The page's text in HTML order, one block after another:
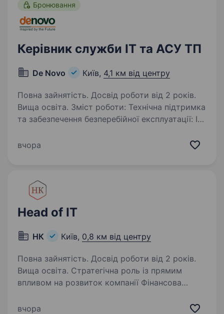
Бронювання
Керівник служби IT та АСУ ТП
De Novo Київ, 4,1 км від центру
Повна зайнятість. Досвід роботи від 2 років.
Вища освіта. Зміст роботи: Технічна підтримка
та забезпечення безперебійної експлуатації: IТ-
та систем зберігання даних; мережевого
вчора
Head of IT
НК Київ, 0,8 км від центру
Повна зайнятість. Досвід роботи від 2 років.
Вища освіта. Стратегічна роль із прямим
впливом на розвиток компанії Фінансова
середовищі та активно масштабується, шукає
вчора